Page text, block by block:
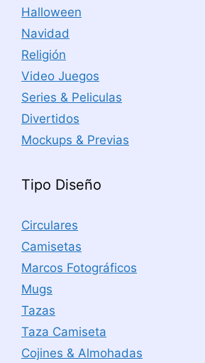
Halloween
Navidad
Religión
Video Juegos
Series & Peliculas
Divertidos
Mockups & Previas
Tipo Diseño
Circulares
Camisetas
Marcos Fotográficos
Mugs
Tazas
Taza Camiseta
Cojines & Almohadas